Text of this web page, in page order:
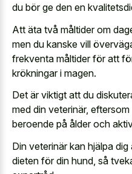
du bör ge den en
Att äta två måltider om
men du kanske vill
frekventa måltider för att
krökningar i magen.
Det är viktigt att du
med din veterinär,
beroende på ålder och
Din veterinär kan hjälpa
dieten för din hund, så